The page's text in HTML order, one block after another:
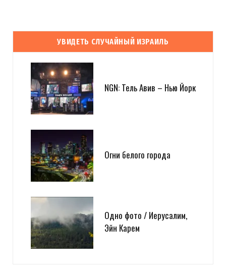
УВИДЕТЬ СЛУЧАЙНЫЙ ИЗРАИЛЬ
NGN: Тель Авив – Нью Йорк
Огни белого города
Одно фото / Иерусалим,
Эйн Карем